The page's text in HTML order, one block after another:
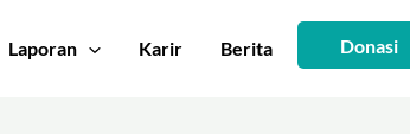
Laporan Karir Berita Donasi